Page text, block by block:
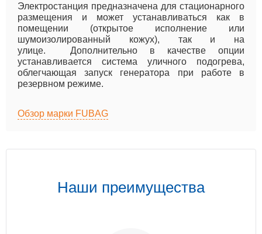
Электростанция предназначена для стационарного
размещения и может устанавливаться как в
помещении (открытое исполнение или
шумоизолированный кожух), так и на
улице. Дополнительно в качестве опции
устанавливается система уличного подогрева,
облегчающая запуск генератора при работе в
резервном режиме.
Обзор марки FUBAG
Наши преимущества